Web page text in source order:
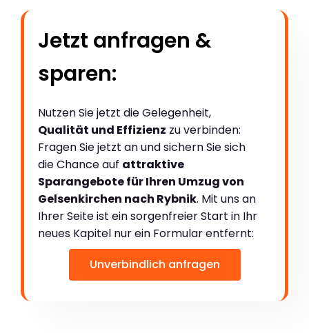
Jetzt anfragen &
sparen:
Nutzen Sie jetzt die Gelegenheit,
Qualität und Effizienz zu verbinden:
Fragen Sie jetzt an und sichern Sie sich
die Chance auf attraktive
Sparangebote für Ihren Umzug von
Gelsenkirchen nach Rybnik. Mit uns an
Ihrer Seite ist ein sorgenfreier Start in Ihr
neues Kapitel nur ein Formular entfernt:
Unverbindlich anfragen